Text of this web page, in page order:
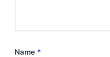
Name *